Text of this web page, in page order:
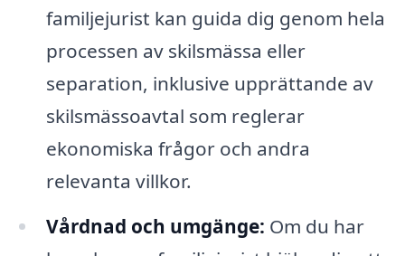
familjejurist kan guida dig genom hela
processen av skilsmässa eller
separation, inklusive upprättande av
skilsmässoavtal som reglerar
ekonomiska frågor och andra
relevanta villkor.
Vårdnad och umgänge: Om du har